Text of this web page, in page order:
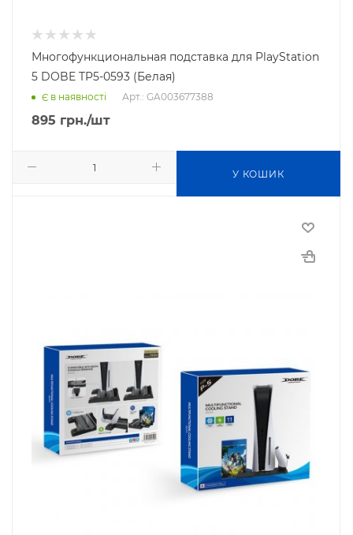
Многофункциональная подставка для PlayStation
5 DOBE TP5-0593 (Белая)
Є в наявності Арт.: GA003677388
895 грн./шт
У КОШИК